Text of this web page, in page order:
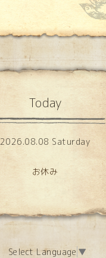
Today
2026.08.08 Saturday
お休み
Select Language ▼